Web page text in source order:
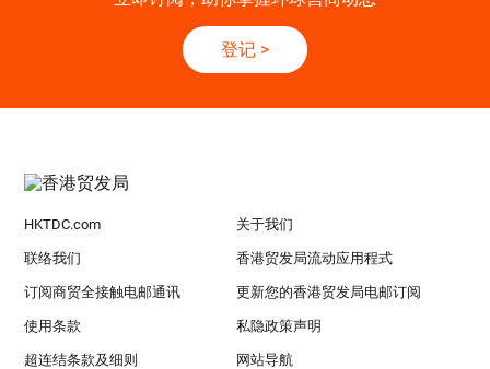
登记 >
HKTDC.com 关于我们
联络我们 香港贸发局流动应用程式
订阅商贸全接触电邮通讯 更新您的香港贸发局电邮订阅
使用条款 私隐政策声明
超连结条款及细则 网站导航